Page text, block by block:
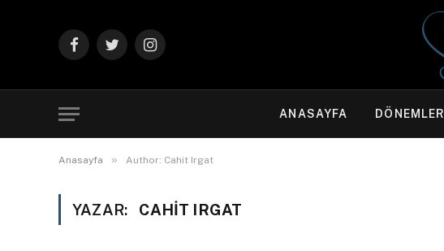
FacebookTwitterInstagram
ANASAYFA DÖNEMLER
Anasayfa » Author: Cahit Irgat
YAZAR: CAHIT IRGAT